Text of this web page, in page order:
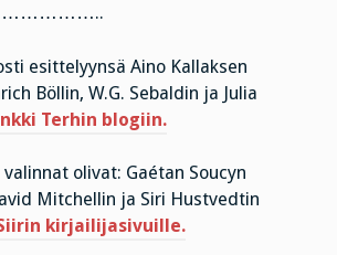
esittelyynsä Aino Kallaksen
Böllin, W.G. Sebaldin ja Julia
Terhin blogiin.
olivat: Gaétan Soucyn
Mitchellin ja Siri Hustvedtin
kirjailijasivuille.